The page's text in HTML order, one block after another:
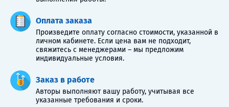
Оплата заказа
Произведите оплату согласно стоимости, указанной в
личном кабинете. Если цена вам не подходит,
свяжитесь с менеджерами – мы предложим
индивидуальные условия.
Заказ в работе
Авторы выполняют вашу работу, учитывая все
указанные требования и сроки.